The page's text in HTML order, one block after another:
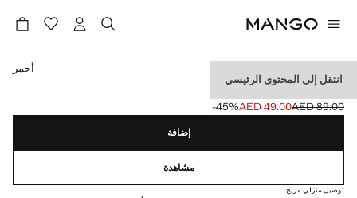
انتقل إلى المحتوى الرئيسي
تيشيرت قطن سبايدي
السعر الأول محذوف [AED 89.00 ]
AED 89.00
السعر الحالي [AED 49.00 ]AED 49.00
‎-45‎%‎
حدد اللون
أحمر
إضافة
مشاهدة
توصيل منزلي مريح